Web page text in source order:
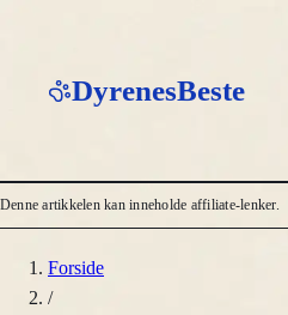
DyrenesBeste
Denne artikkelen kan inneholde affiliate-lenker.
Forside
/